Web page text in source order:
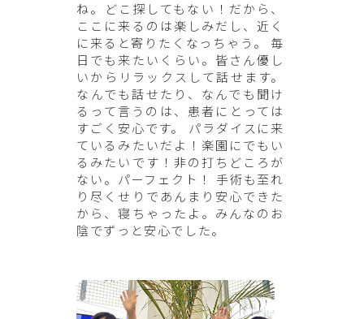
ね。どこ探してもない！だから、
ここに来るのは楽しみだし、近く
に来ると寄りたくなっちゃう。 毎
日でも来たいくらい。皆さん優し
いからリラックスして話せます。
なんでも話せたり、なんでも聞け
るって言うのは、患者にとっては
すごく安心です。 パラダイスに来
ているみたいだよ！楽園にでもい
るみたいです！非の打ちどころが
ない。パーフェクト！ 手術も至れ
り尽くせりであんまり安心できた
から、寝ちゃったよ。みんなのお
陰でずっと安心でした。